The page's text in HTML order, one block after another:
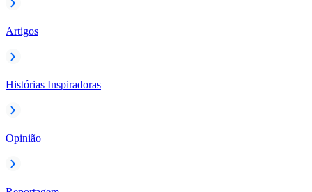
Artigos
Histórias Inspiradoras
Opinião